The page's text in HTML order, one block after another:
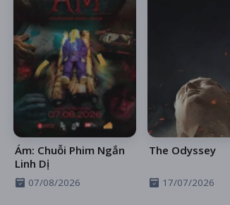
Ám: Chuỗi Phim Ngắn
Linh Dị
07/08/2026
The Odyssey
17/07/2026